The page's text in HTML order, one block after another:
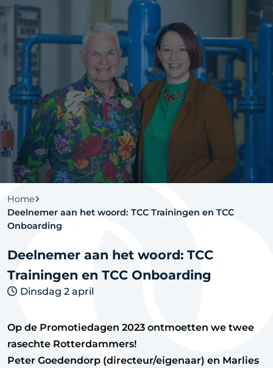
Home
Deelnemer aan het woord: TCC Trainingen en TCC
Onboarding
Deelnemer aan het woord: TCC
Trainingen en TCC Onboarding
Dinsdag 2 april
Op de Promotiedagen 2023 ontmoetten we twee
rasechte Rotterdammers!
Peter Goedendorp (directeur/eigenaar) en Marlies